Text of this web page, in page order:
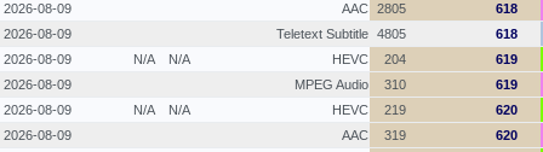
618
2805
AAC
2026-08-09
618
4805
Teletext Subtitle
2026-08-09
619
204
HEVC
N/A
N/A
2026-08-09
619
310
MPEG Audio
2026-08-09
620
219
HEVC
N/A
N/A
2026-08-09
620
319
AAC
2026-08-09